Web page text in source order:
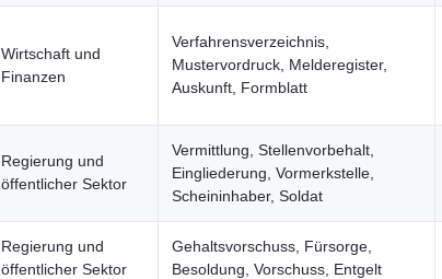
Wirtschaft und
Finanzen
Verfahrensverzeichnis,
Mustervordruck, Melderegister,
Auskunft, Formblatt
Regierung und
öffentlicher Sektor
Vermittlung, Stellenvorbehalt,
Eingliederung, Vormerkstelle,
Scheininhaber, Soldat
Regierung und
öffentlicher Sektor
Gehaltsvorschuss, Fürsorge,
Besoldung, Vorschuss, Entgelt